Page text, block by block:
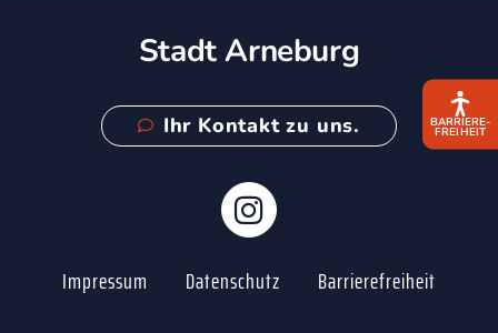
BARRIERE­
FREIHEIT
Stadt Arneburg
Ihr Kontakt zu uns.
Impressum Datenschutz Barrierefreiheit